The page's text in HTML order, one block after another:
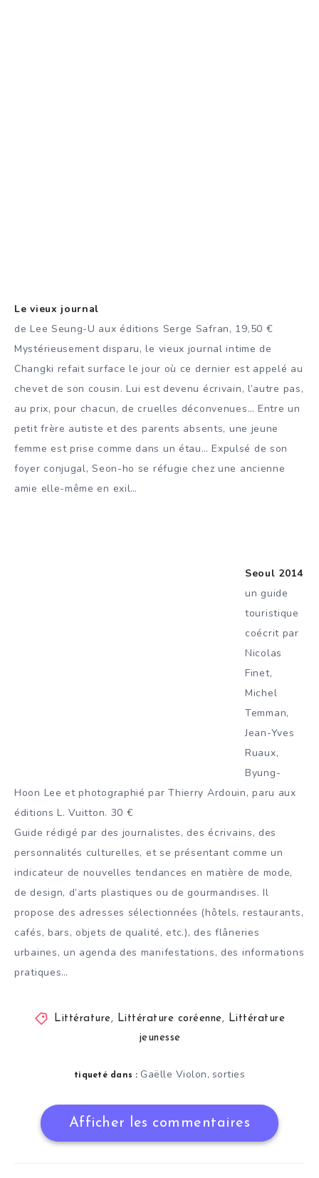
Le vieux journal
de Lee Seung-U aux éditions Serge Safran, 19,50 €
Mystérieusement disparu, le vieux journal intime de
Changki refait surface le jour où ce dernier est appelé au
chevet de son cousin. Lui est devenu écrivain, l’autre pas,
au prix, pour chacun, de cruelles déconvenues… Entre un
petit frère autiste et des parents absents, une jeune
femme est prise comme dans un étau… Expulsé de son
foyer conjugal, Seon-ho se réfugie chez une ancienne
amie elle-même en exil…
Seoul 2014
un guide
touristique
coécrit par
Nicolas
Finet,
Michel
Temman,
Jean-Yves
Ruaux,
Byung-
Hoon Lee et photographié par Thierry Ardouin, paru aux
éditions L. Vuitton. 30 €
Guide rédigé par des journalistes, des écrivains, des
personnalités culturelles, et se présentant comme un
indicateur de nouvelles tendances en matière de mode,
de design, d’arts plastiques ou de gourmandises. Il
propose des adresses sélectionnées (hôtels, restaurants,
cafés, bars, objets de qualité, etc.), des flâneries
urbaines, un agenda des manifestations, des informations
pratiques…
Littérature, Littérature coréenne, Littérature
jeunesse
tiqueté dans : Gaëlle Violon, sorties
Afficher les commentaires